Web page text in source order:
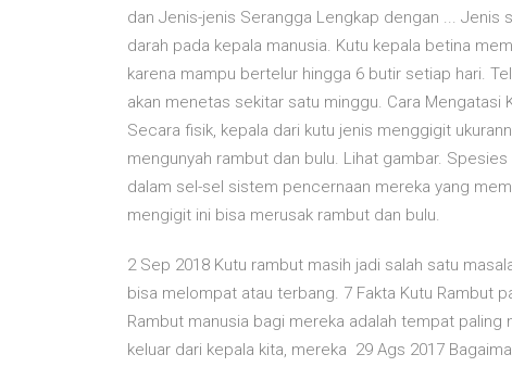
dan Jenis-jenis Serangga Lengkap dengan ...
darah pada kepala manusia. Kutu kepala betina
karena mampu bertelur hingga 6 butir setiap hari.
akan menetas sekitar satu minggu. Cara Mengatasi
Secara fisik, kepala dari kutu jenis menggigit
mengunyah rambut dan bulu. Lihat gambar.
dalam sel-sel sistem pencernaan mereka yang
mengigit ini bisa merusak rambut dan bulu.
2 Sep 2018 Kutu rambut masih jadi salah satu
bisa melompat atau terbang. 7 Fakta Kutu Rambut
Rambut manusia bagi mereka adalah tempat paling
keluar dari kepala kita, mereka 29 Ags 2017